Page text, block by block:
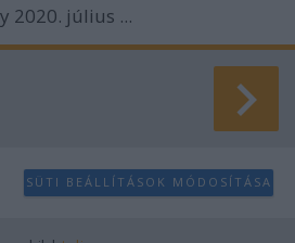
2020. július ...
SÜTI BEÁLLÍTÁSOK MÓDOSÍTÁSA